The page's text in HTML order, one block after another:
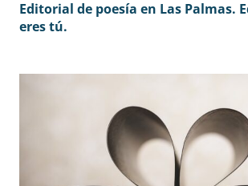
Editorial de poesía en Las Palmas.
eres tú.